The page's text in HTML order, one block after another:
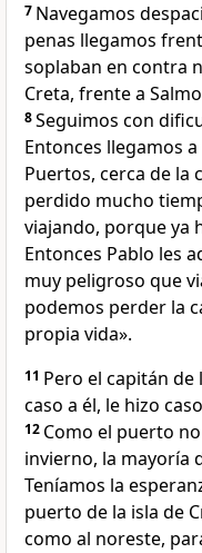
7 Navegamos
penas llegamos
soplaban en contra
Creta, frente a
8Seguimos con
Entonces llegamos
Puertos, cerca de la
perdido mucho
viajando, porque ya
Entonces Pablo les
muy peligroso que
podemos perder la
propia vida».
11 Pero el capitán de
caso a él, le hizo
12 Como el puerto
invierno, la mayoría
Teníamos la
puerto de la isla de
como al noreste,